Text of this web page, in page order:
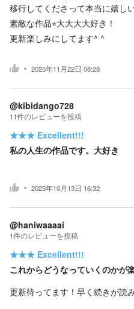
移行してくださって本当に嬉し
素敵な作品⭐︎大大大大好き！
更新楽しみにしてます^ ^
2025年11月22日 08:28
@kibidango728
11件のレビューを投稿
★★★ Excellent!!!
私の人生の作品です。大好き
2025年10月13日 16:32
@haniwaaaai
1件のレビューを投稿
★★★ Excellent!!!
これからどうなっていくのかが
更新待ってます！早く続きが読